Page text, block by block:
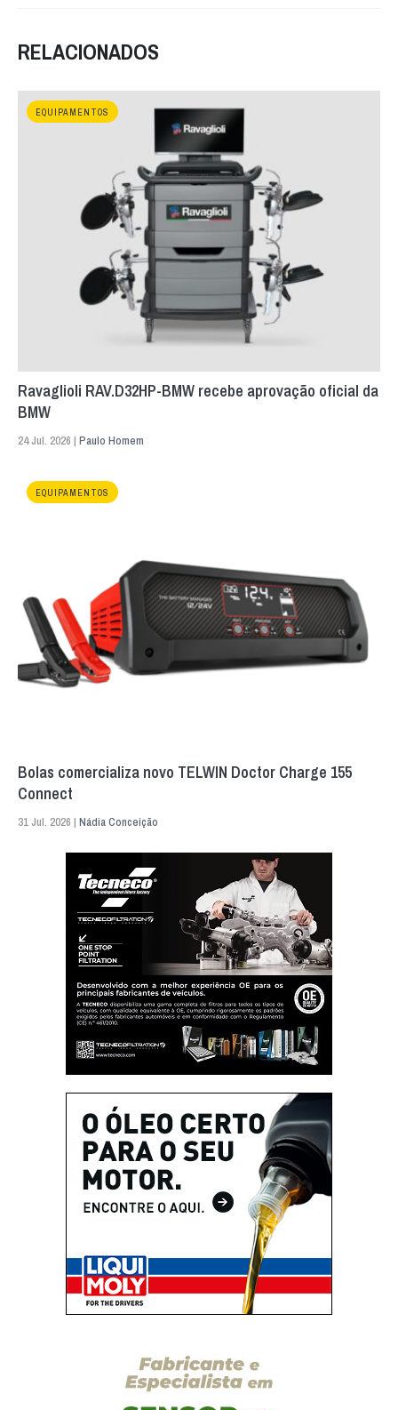
RELACIONADOS
EQUIPAMENTOS
Ravaglioli RAV.D32HP-BMW recebe aprovação oficial da
BMW
24 Jul. 2026 | Paulo Homem
EQUIPAMENTOS
Bolas comercializa novo TELWIN Doctor Charge 155
Connect
31 Jul. 2026 | Nádia Conceição